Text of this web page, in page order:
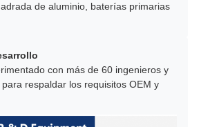
de aluminio, baterías primarias
con más de 60 ingenieros y
respaldar los requisitos OEM y